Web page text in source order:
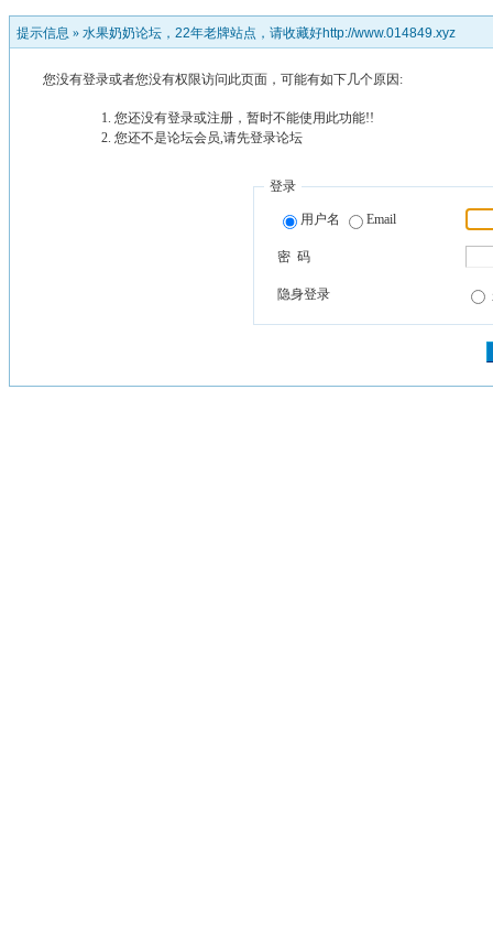
提示信息 » 水果奶奶论坛，22年老牌站点，请收藏好http://www.014849.xyz
您没有登录或者您没有权限访问此页面，可能有如下几个原因:
您还没有登录或注册，暂时不能使用此功能!!
您还不是论坛会员,请先登录论坛
登录
用户名 Email
密 码
隐身登录